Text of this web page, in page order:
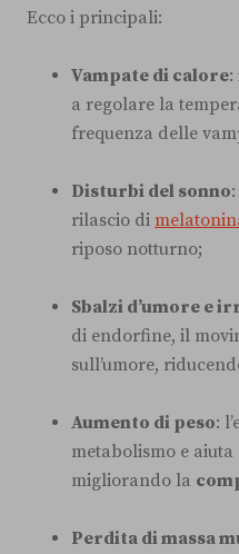
Ecco i principali:
Vampate di calore:
a regolare la
frequenza delle
Disturbi del sonno
rilascio di
riposo notturno;
Sbalzi d’umore e
di endorfine, il
sull’umore,
Aumento di peso:
metabolismo e
migliorando la
Perdita di massa